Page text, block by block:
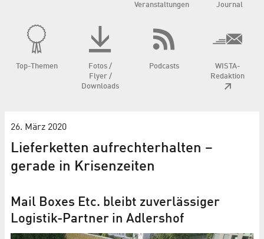
Veranstaltungen
Journal
Top-Themen
Fotos /
Flyer /
Downloads
Podcasts
WISTA-
Redaktion
26. März 2020
Lieferketten aufrechterhalten –
gerade in Krisenzeiten
Mail Boxes Etc. bleibt zuverlässiger
Logistik-Partner in Adlershof